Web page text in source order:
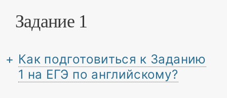
Задание 1
Как подготовиться к Заданию
1 на ЕГЭ по английскому?